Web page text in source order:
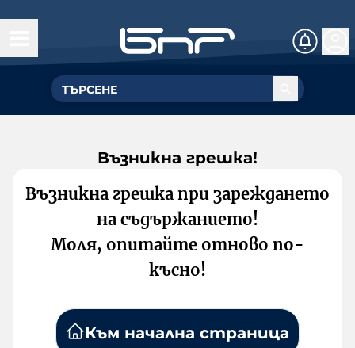
Възникна грешка!
Възникна грешка при зареждането
на съдържанието!
Моля, опитайте отново по-
късно!
Към начална страница